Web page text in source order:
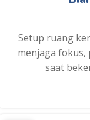
Setup ruang
menjaga
saat